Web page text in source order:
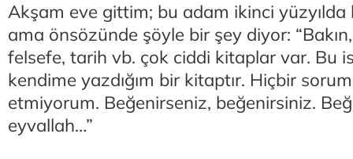
Akşam eve gittim; bu adam ikinci yüzyılda
ama önsözünde şöyle bir şey diyor:
felsefe, tarih vb. çok ciddi kitaplar var. Bu
kendime yazdığım bir kitaptır. Hiçbir
etmiyorum. Beğenirseniz, beğenirsiniz.
eyvallah…”